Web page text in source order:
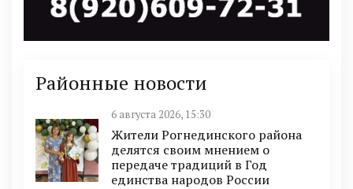
Районные новости
6 августа 2026, 15:30
Жители Рогнединского района
делятся своим мнением о
передаче традиций в Год
единства народов России